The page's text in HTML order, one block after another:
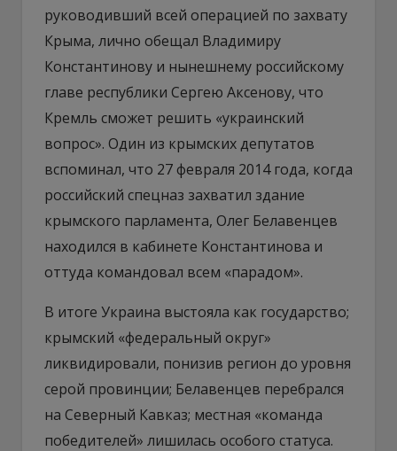
руководивший всей операцией по захвату
Крыма, лично обещал Владимиру
Константинову и нынешнему российскому
главе республики Сергею Аксенову, что
Кремль сможет решить «украинский
вопрос». Один из крымских депутатов
вспоминал, что 27 февраля 2014 года, когда
российский спецназ захватил здание
крымского парламента, Олег Белавенцев
находился в кабинете Константинова и
оттуда командовал всем «парадом».
В итоге Украина выстояла как государство;
крымский «федеральный округ»
ликвидировали, понизив регион до уровня
серой провинции; Белавенцев перебрался
на Северный Кавказ; местная «команда
победителей» лишилась особого статуса.